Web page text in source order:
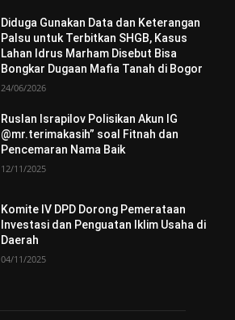
Diduga Gunakan Data dan Keterangan
Palsu untuk Terbitkan SHGB, Kasus
Lahan Idrus Marham Disebut Bisa
Bongkar Dugaan Mafia Tanah di Bogor
24/06/2026
Ruslan Israpilov Polisikan Akun IG
@mr.terimakasih” soal Fitnah dan
Pencemaran Nama Baik
12/11/2025
Komite IV DPD Dorong Pemerataan
Investasi dan Penguatan Iklim Usaha di
Daerah
04/11/2025